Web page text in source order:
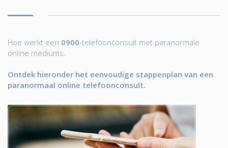
Hoe werkt een 0900-telefoonconsult met paranormale
online mediums.
Ontdek hieronder het eenvoudige stappenplan van een
paranormaal online telefoonconsult.